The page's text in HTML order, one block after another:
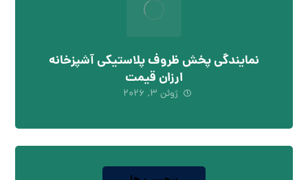
نمایندگی پخش ظروف پلاستیکی آشپزخانه
ارزان قیمت
ژوئن ۳, ۲۰۲۶